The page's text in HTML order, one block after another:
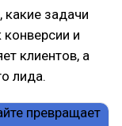
какие задачи
и
клиентов, а
лида.